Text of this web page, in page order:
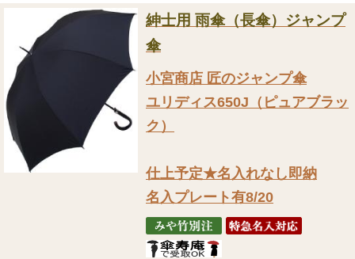
紳士用 雨傘（長傘）ジャンプ
傘
小宮商店 匠のジャンプ傘
ユリディス650J（ピュアブラッ
ク）
仕上予定★名入れなし即納
名入プレート有8/20